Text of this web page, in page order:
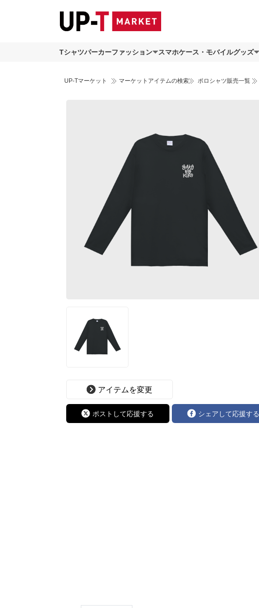
Tシャツパーカーファッション スマホケース・モバイルグッズ
UP-Tマーケット マーケットアイテムの検索 ポロシャツ販売一覧
アイテムを変更
ポストして応援する シェアして応援する